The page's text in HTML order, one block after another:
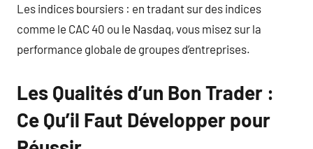
Les indices boursiers : en tradant sur des indices
comme le CAC 40 ou le Nasdaq, vous misez sur la
performance globale de groupes d’entreprises.
Les Qualités d’un Bon Trader :
Ce Qu’il Faut Développer pour